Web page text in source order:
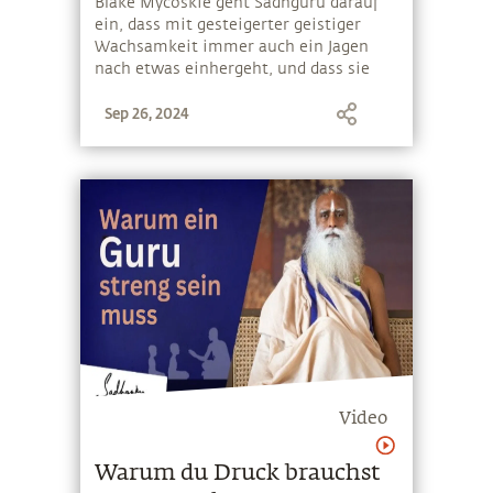
sollte
ein, dass mit gesteigerter geistiger
Wachsamkeit immer auch ein Jagen
nach etwas einhergeht, und dass sie
damit wir unsere evolutionäre
Sep 26, 2024
Video
Warum du Druck brauchst